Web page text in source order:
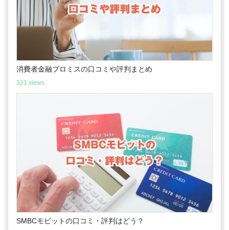
消費者金融プロミスの口コミや評判まとめ
321 views
SMBCモビットの口コミ・評判はどう？